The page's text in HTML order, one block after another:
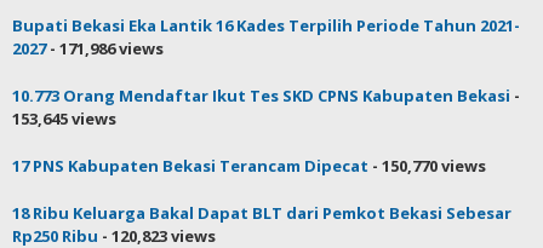
Bupati Bekasi Eka Lantik 16 Kades Terpilih Periode Tahun 2021-
2027- 171,986 views
10.773 Orang Mendaftar Ikut Tes SKD CPNS Kabupaten Bekasi -
153,645 views
17 PNS Kabupaten Bekasi Terancam Dipecat - 150,770 views
18 Ribu Keluarga Bakal Dapat BLT dari Pemkot Bekasi Sebesar
Rp250 Ribu - 120,823 views